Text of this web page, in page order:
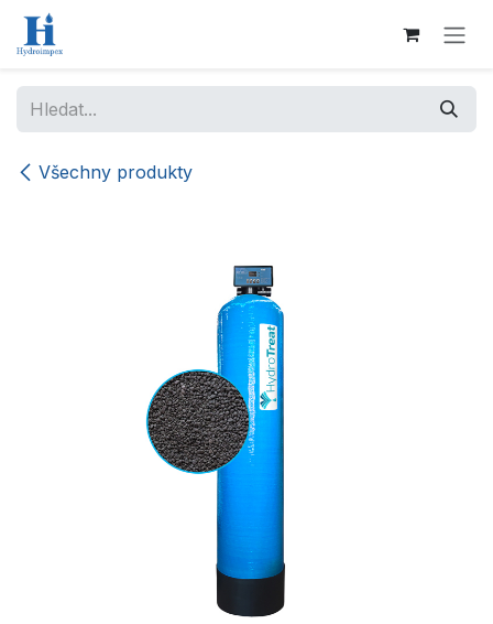
Přejít na obsah
Všechny produkty